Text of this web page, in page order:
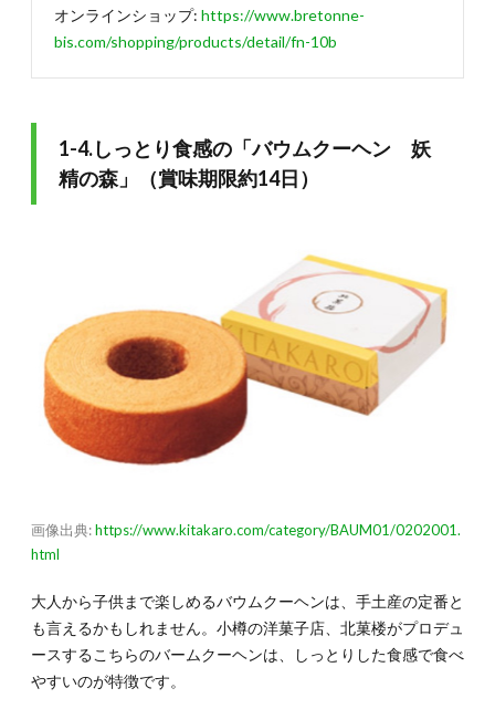
日）
3-3.濃
「赤ワ
インに
合う燻
期限
90
日）
3.4.
3-4.ま
イーツ
いもア
（賞味
30
日〜）
4.
オンラインショップ: https://www.bretonne-
bis.com/shopping/products/detail/fn-10b
1-4.しっとり食感の「バウムクーヘン 妖
精の森」（賞味期限約14日）
画像出典:https://www.kitakaro.com/category/BAUM01/0202001.
html
大人から子供まで楽しめるバウムクーヘンは、手土産の定番と
も言えるかもしれません。小樽の洋菓子店、北菓楼がプロデュ
ースするこちらのバームクーヘンは、しっとりした食感で食べ
やすいのが特徴です。